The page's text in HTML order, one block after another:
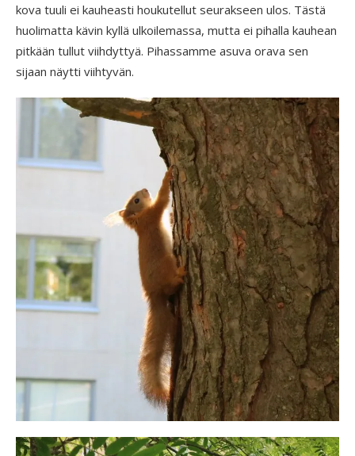
kova tuuli ei kauheasti houkutellut seurakseen ulos. Tästä
huolimatta kävin kyllä ulkoilemassa, mutta ei pihalla kauhean
pitkään tullut viihdyttyä. Pihassamme asuva orava sen
sijaan näytti viihtyvän.